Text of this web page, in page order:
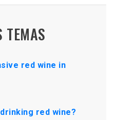
TEMAS
red wine in
red wine?